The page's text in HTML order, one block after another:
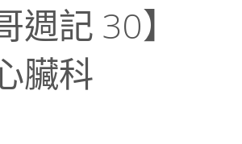
週記 30】
臟科